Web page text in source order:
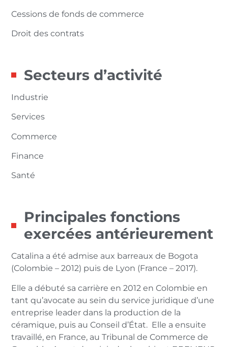
Cessions de fonds de commerce
Droit des contrats
Secteurs d’activité
Industrie
Services
Commerce
Finance
Santé
Principales fonctions
exercées antérieurement
Catalina a été admise aux barreaux de Bogota
(Colombie – 2012) puis de Lyon (France – 2017).
Elle a débuté sa carrière en 2012 en Colombie en
tant qu’avocate au sein du service juridique d’une
entreprise leader dans la production de la
céramique, puis au Conseil d’État. Elle a ensuite
travaillé, en France, au Tribunal de Commerce de